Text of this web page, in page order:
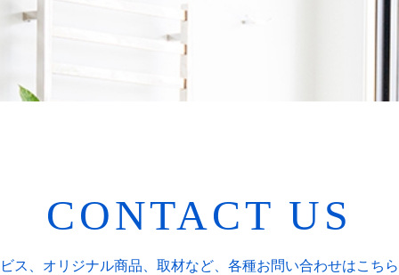
CONTACT US
ス、オリジナル商品、取材など、 各種お問い合わせはこち